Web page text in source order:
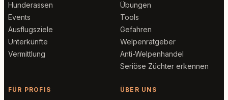
Hunderassen
Events
Ausflugsziele
Unterkünfte
Vermittlung
Übungen
Tools
Gefahren
Welpenratgeber
Anti-Welpenhandel
Seriöse Züchter erkennen
FÜR PROFIS ÜBER UNS